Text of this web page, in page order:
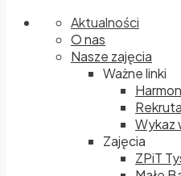
Aktualności
O nas
Nasze zajęcia
Ważne linki
Wykaz
Zajęcia
ZPiT